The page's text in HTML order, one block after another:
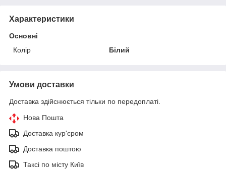
Характеристики
Основні
Колір
Білий
Умови доставки
Доставка здійснюється тільки по передоплаті.
Нова Пошта
Доставка кур'єром
Доставка поштою
Таксі по місту Київ